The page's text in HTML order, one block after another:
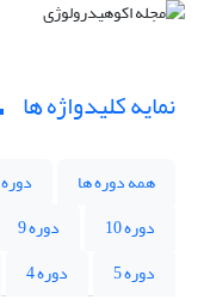
نمایه کلیدواژه ها
همه دوره ها دوره 13
دوره 10
دوره 9
دوره 5
دوره 4